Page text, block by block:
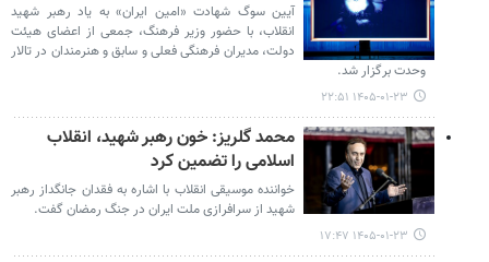
آیین سوگ شهادت «امین ایران» به یاد رهبر شهید
انقلاب،‌ با حضور وزیر فرهنگ، جمعی از اعضای هیئت
دولت، مدیران فرهنگی فعلی و سابق و هنرمندان در تالار
وحدت برگزار شد.
۱۴۰۵-۰۱-۲۳ ۲۲:۵۱
محمد گلریز: خون رهبر شهید، انقلاب
اسلامی را تضمین کرد
خواننده موسیقی انقلاب با اشاره به فقدان جانگداز رهبر
شهید از سرافرازی ملت ایران در جنگ رمضان گفت.
۱۴۰۵-۰۱-۲۳ ۱۷:۴۷